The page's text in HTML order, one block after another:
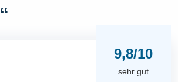
9,8/10
sehr gut